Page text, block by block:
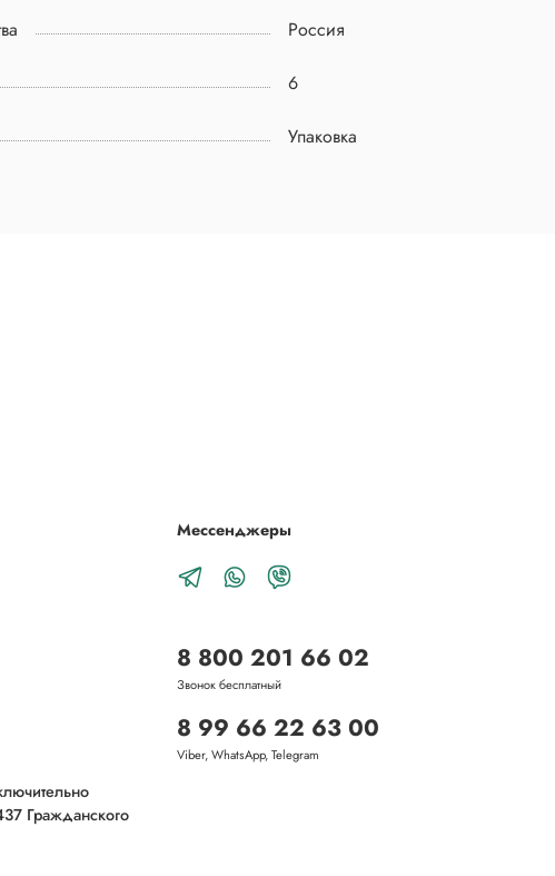
Россия
6
Упаковка
Гражданского
Мессенджеры
8 800 201 66 02
Звонок бесплатный
8 99 66 22 63 00
Viber, WhatsApp, Telegram